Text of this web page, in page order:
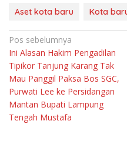
Aset kota baru Kota
Navigasi
pos
Pos sebelumnya
Ini Alasan Hakim Pengadilan
Tipikor Tanjung Karang Tak
Mau Panggil Paksa Bos SGC,
Purwati Lee ke Persidangan
Mantan Bupati Lampung
Tengah Mustafa